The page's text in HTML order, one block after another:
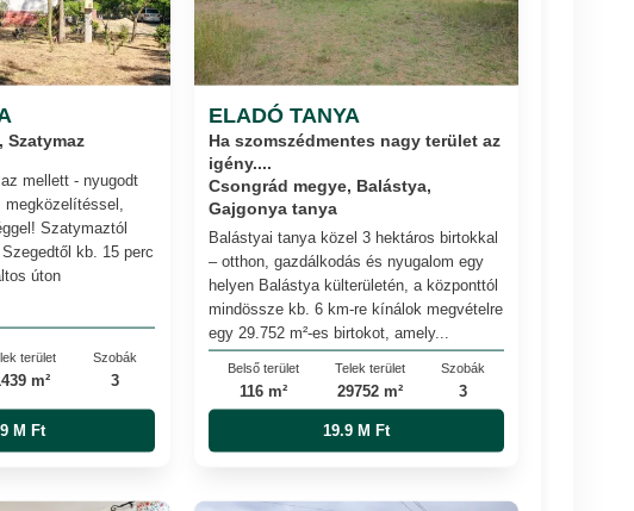
Szatymaz
mellett - nyugodt
Szatymaztól
kb. 15 perc
úton
terület
m²
Szobák
3
M Ft
ELADÓ TANYA
Ha szomszédmentes nagy terület az
igény....
Csongrád megye, Balástya,
Gajgonya tanya
Balástyai tanya közel 3 hektáros birtokkal
– otthon, gazdálkodás és nyugalom egy
helyen Balástya külterületén, a központtól
mindössze kb. 6 km-re kínálok megvételre
egy 29.752 m²-es birtokot, amely...
Belső terület
116 m²
Telek terület
29752 m²
Szobák
3
19.9 M Ft